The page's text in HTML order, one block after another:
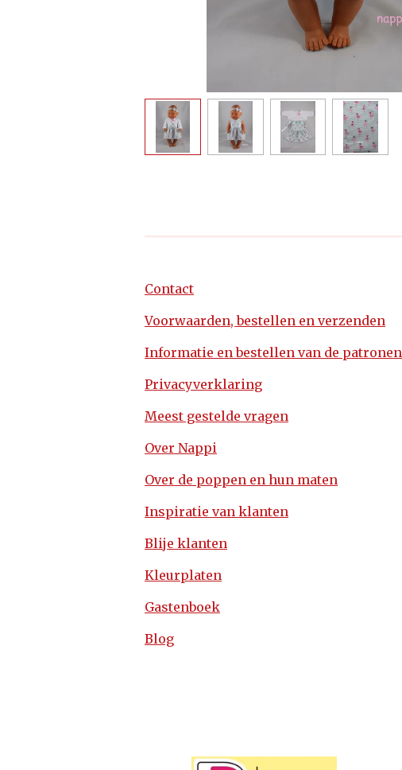
Contact
Voorwaarden, bestellen en verzenden
Informatie en bestellen van de patronen
Privacyverklaring
Meest gestelde vragen
Over Nappi
Over de poppen en hun maten
Inspiratie van klanten
Blije klanten
Kleurplaten
Gastenboek
Blog